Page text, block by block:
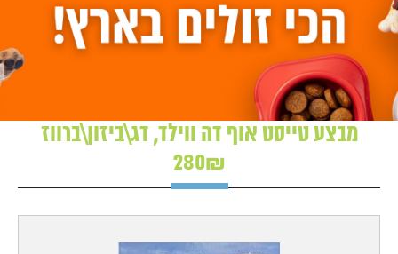
מבצע טייסט אוף דה ווילד, דג\ביזון\ברווז
280₪